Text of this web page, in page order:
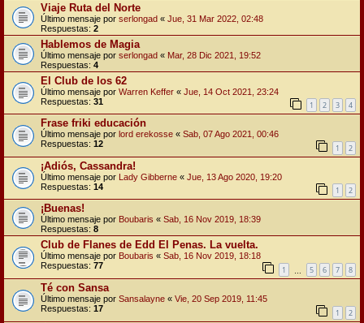
Viaje Ruta del Norte
Último mensaje por serlongad « Jue, 31 Mar 2022, 02:48
Respuestas: 2
Hablemos de Magia
Último mensaje por serlongad « Mar, 28 Dic 2021, 19:52
Respuestas: 4
El Club de los 62
Último mensaje por Warren Keffer « Jue, 14 Oct 2021, 23:24
Respuestas: 31 1 2 3 4
Frase friki educación
Último mensaje por lord erekosse « Sab, 07 Ago 2021, 00:46
Respuestas: 12 1 2
¡Adiós, Cassandra!
Último mensaje por Lady Gibberne « Jue, 13 Ago 2020, 19:20
Respuestas: 14 1 2
¡Buenas!
Último mensaje por Boubaris « Sab, 16 Nov 2019, 18:39
Respuestas: 8
Club de Flanes de Edd El Penas. La vuelta.
Último mensaje por Boubaris « Sab, 16 Nov 2019, 18:18
Respuestas: 77 1 5 6 7 8
Té con Sansa
Último mensaje por Sansalayne « Vie, 20 Sep 2019, 11:45
Respuestas: 17 1 2